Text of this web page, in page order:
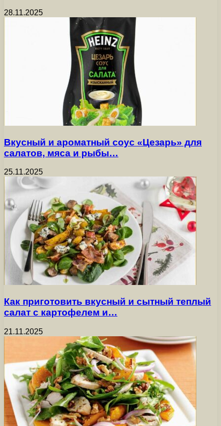
28.11.2025
Вкусный и ароматный соус «Цезарь» для
салатов, мяса и рыбы…
25.11.2025
Как приготовить вкусный и сытный теплый
салат с картофелем и…
21.11.2025